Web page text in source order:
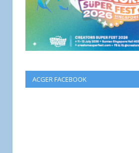
ACGER FACEBOOK